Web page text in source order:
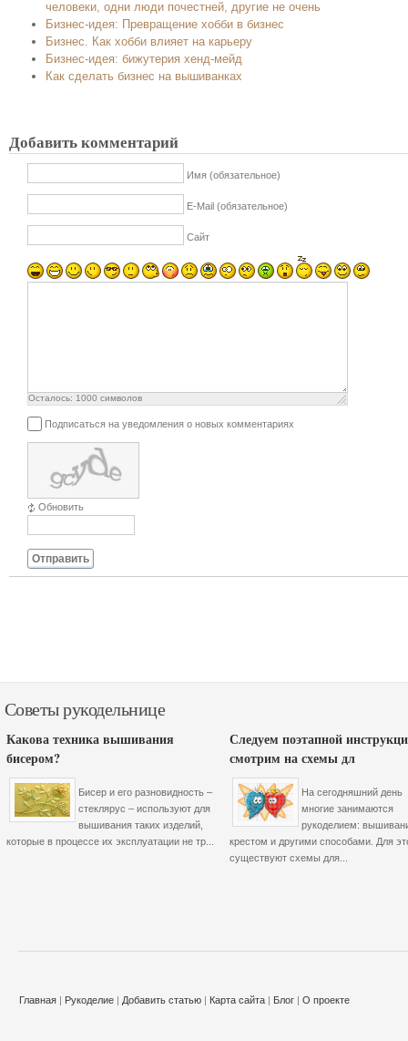
человеки, одни люди почестней, другие не очень
Бизнес-идея: Превращение хобби в бизнес
Бизнес. Как хобби влияет на карьеру
Бизнес-идея: бижутерия хенд-мейд
Как сделать бизнес на вышиванках
Добавить комментарий
Имя (обязательное)
E-Mail (обязательное)
Сайт
Осталось: 1000 символов
Подписаться на уведомления о новых комментариях
Обновить
Отправить
Советы рукодельнице
Какова техника вышивания
бисером?
Бисер и его разновидность –
стеклярус – используют для
вышивания таких изделий,
которые в процессе их эксплуатации не тр...
Следуем поэтапной
смотрим на схемы дл
На сегодняшний день
многие занимаются
рукоделием:
крестом и другими способами. Для
существуют схемы для...
Главная | Рукоделие | Добавить статью | Карта сайта | Блог | О проекте